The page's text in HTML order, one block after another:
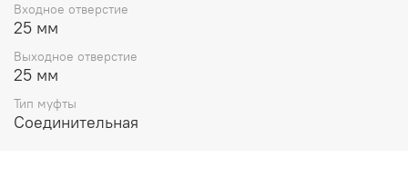
Входное отверстие
25 мм
Выходное отверстие
25 мм
Тип муфты
Соединительная